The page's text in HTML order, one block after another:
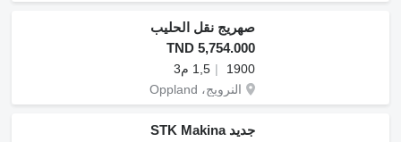
صهريج نقل الحليب
TND 5,754.000
1900
1,5 م3
النرويج، Oppland
جديد STK Makina